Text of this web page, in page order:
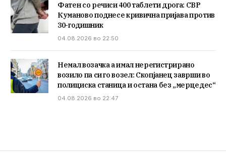
Фатен со речиси 400 таблети дрога: СВР
Куманово поднесе кривична пријава против
30-годишник
04.08.2026 во 22:50
Немал возачка а имал нерегистрирано
возило па си го возел: Скопјанец заврши во
полициска станица и остана без „мерцедес“
04.08.2026 во 22:47